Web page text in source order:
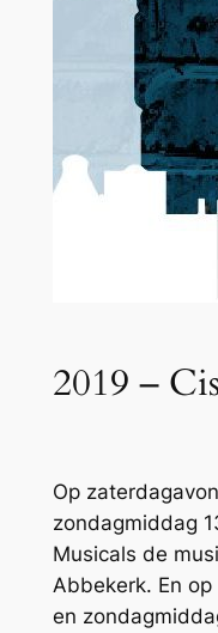
2019 –
Op
zondagmiddag
Musicals de
Abbekerk. En
en